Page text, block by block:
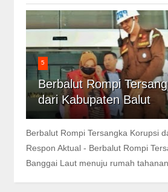
5
Berbalut Rompi
dari Kabupaten Balut
Berbalut Rompi Tersangka Korupsi
Respon Aktual - Berbalut Rompi
Banggai Laut menuju rumah tahanan